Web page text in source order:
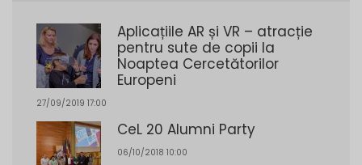
Aplicațiile AR și VR – atracție
pentru sute de copii la
Noaptea Cercetătorilor
Europeni
27/09/2019 17:00
CeL 20 Alumni Party
06/10/2018 10:00